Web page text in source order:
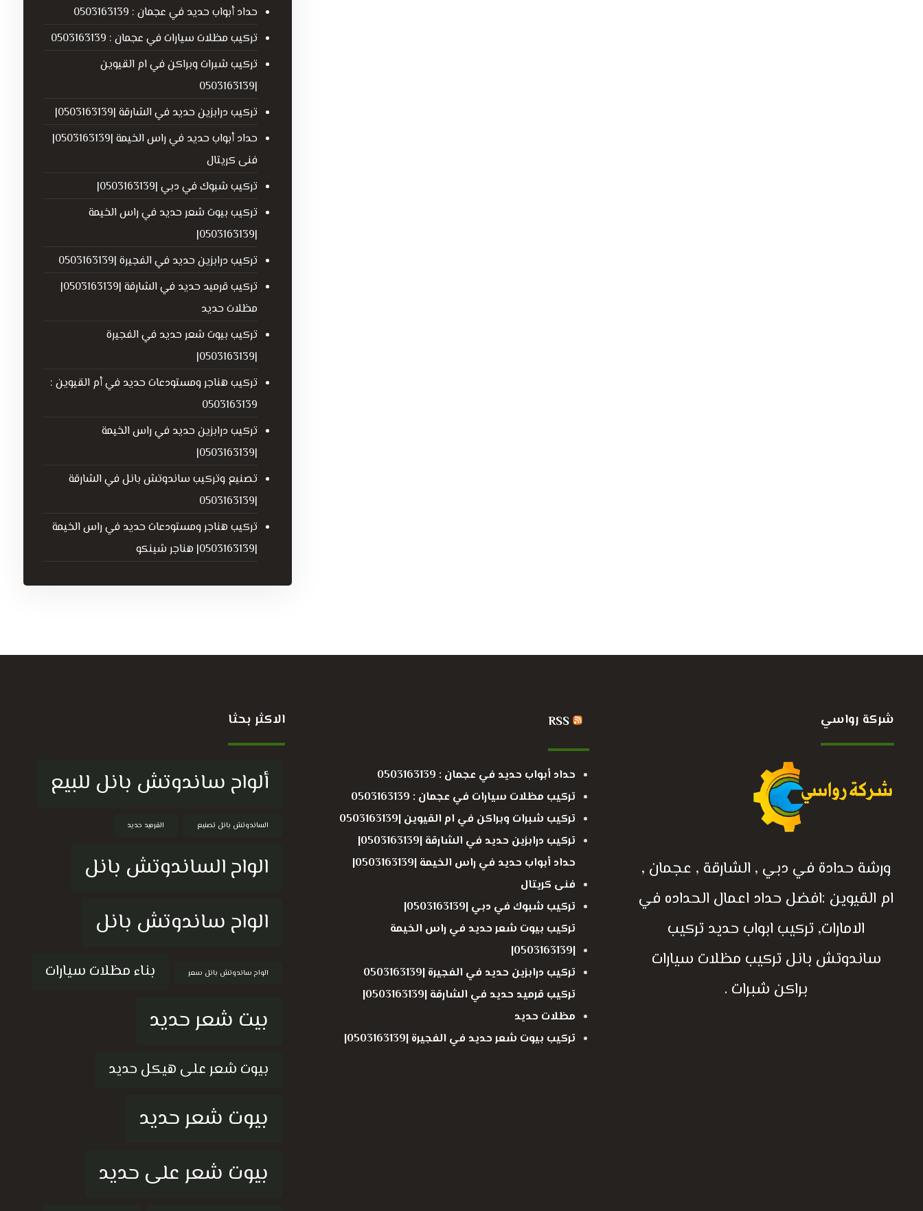
حداد أبواب حديد في عجمان : 0503163139
تركيب مظلات سيارات في عجمان : 0503163139
تركيب شبرات وبراكن في ام القيوين
|0503163139
تركيب درابزين حديد في الشارقة |0503163139|
حداد أبواب حديد في راس الخيمة |0503163139|
فنى كريتال
تركيب شبوك في دبي |0503163139|
تركيب بيوت شعر حديد في راس الخيمة
|0503163139|
تركيب درابزين حديد في الفجيرة |0503163139
تركيب قرميد حديد في الشارقة |0503163139|
مظلات حديد
تركيب بيوت شعر حديد في الفجيرة
|0503163139|
تركيب هناجر ومستودعات حديد في أم القيوين :
0503163139
تركيب درابزين حديد في راس الخيمة
|0503163139|
تصنيع وتركيب ساندوتش بانل في الشارقة
|0503163139
تركيب هناجر ومستودعات حديد في راس الخيمة
|0503163139| هناجر شينكو
شركة رواسي
ورشة حدادة في دبي , الشارقة , عجمان ,
ام القيوين :افضل حداد اعمال الحداده في
الامارات, تركيب ابواب حديد تركيب
ساندوتش بانل تركيب مظلات سيارات
براكن شبرات .
RSS
حداد أبواب حديد في عجمان : 0503163139
تركيب مظلات سيارات في عجمان : 0503163139
تركيب شبرات وبراكن في ام القيوين |0503163139
تركيب درابزين حديد في الشارقة |0503163139|
حداد أبواب حديد في راس الخيمة |0503163139|
فنى كريتال
تركيب شبوك في دبي |0503163139|
تركيب بيوت شعر حديد في راس الخيمة
|0503163139|
تركيب درابزين حديد في الفجيرة |0503163139
تركيب قرميد حديد في الشارقة |0503163139|
مظلات حديد
تركيب بيوت شعر حديد في الفجيرة |0503163139|
الاكثر بحثا
ألواح ساندوتش بانل للبيع
الساندوتش بانل تصنيع القرميد حديد
الواح الساندوتش بانل
الواح ساندوتش بانل
الواح ساندوتش بانل سعر بناء مظلات سيارات
بيت شعر حديد
بيوت شعر على هيكل حديد
بيوت شعر حديد
بيوت شعر على حديد